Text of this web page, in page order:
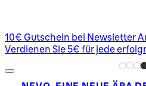
10€ Gutschein bei Newsletter
Verdienen Sie 5€ für jede